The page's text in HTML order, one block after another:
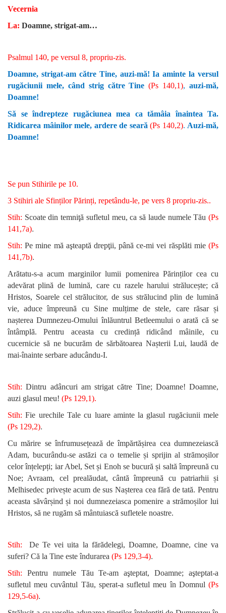
Vecernia
La: Doamne, strigat-am…
Psalmul 140, pe versul 8, propriu-zis.
Doamne, strigat-am către Tine, auzi-mă! Ia aminte la versul
rugăciunii mele, când strig către Tine (Ps 140,1), auzi-mă,
Doamne!
Să se îndrepteze rugăciunea mea ca tămâia înaintea Ta.
Ridicarea mâinilor mele, ardere de seară (Ps 140,2). Auzi-mă,
Doamne!
Se pun Stihirile pe 10.
3 Stihiri ale Sfinților Părinți, repetându-le, pe vers 8 propriu-zis..
Stih: Scoate din temniţă sufletul meu, ca să laude numele Tău (Ps
141,7a).
Stih: Pe mine mă aşteaptă drepţii, până ce-mi vei răsplăti mie (Ps
141,7b).
Arătatu-s-a acum marginilor lumii pomenirea Părinților cea cu
adevărat plină de lumină, care cu razele harului strălucește; că
Hristos, Soarele cel strălucitor, de sus strălucind plin de lumină
vie, aduce împreună cu Sine mulțime de stele, care răsar și
nașterea Dumnezeu-Omului înlăuntrul Betleemului o arată că se
întâmplă. Pentru aceasta cu credință ridicând mâinile, cu
cucernicie să ne bucurăm de sărbătoarea Nașterii Lui, laudă de
mai-înainte serbare aducându-I.
Stih:Dintru adâncuri am strigat către Tine; Doamne! Doamne,
auzi glasul meu! (Ps 129,1).
Stih: Fie urechile Tale cu luare aminte la glasul rugăciunii mele
(Ps 129,2).
Cu mărire se înfrumusețează de împărtășirea cea dumnezeiască
Adam, bucurându-se astăzi ca o temelie și sprijin al strămoșilor
celor înțelepți; iar Abel, Set și Enoh se bucură și saltă împreună cu
Noe; Avraam, cel prealăudat, cântă împreună cu patriarhii și
Melhisedec privește acum de sus Nașterea cea fără de tată. Pentru
aceasta săvârșind și noi dumnezeiasca pomenire a strămoșilor lui
Hristos, să ne rugăm să mântuiască sufletele noastre.
Stih:
De Te vei uita la fărădelegi, Doamne, Doamne, cine va
suferi? Că la Tine este îndurarea (Ps 129,3-4).
Stih: Pentru numele Tău Te-am aşteptat, Doamne; aşteptat-a
sufletul meu cuvântul Tău, sperat-a sufletul meu în Domnul (Ps
129,5-6a).